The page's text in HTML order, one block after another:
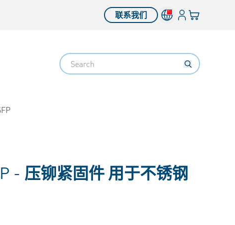
联系我们 登入您的购物车
Search
- 压铆紧固件 用于不锈钢